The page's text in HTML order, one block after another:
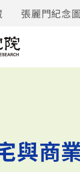
張麗門紀念
與商